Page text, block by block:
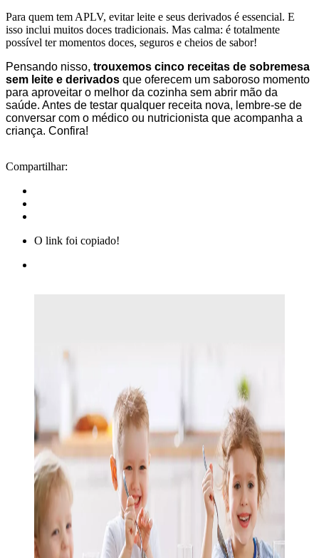
Para quem tem APLV, evitar leite e seus derivados é essencial. E
isso inclui muitos doces tradicionais. Mas calma: é totalmente
possível ter momentos doces, seguros e cheios de sabor!
Pensando nisso, trouxemos cinco receitas de sobremesa
sem leite e derivados que oferecem um saboroso momento
para aproveitar o melhor da cozinha sem abrir mão da
saúde. Antes de testar qualquer receita nova, lembre-se de
conversar com o médico ou nutricionista que acompanha a
criança. Confira!
Compartilhar:
O link foi copiado!